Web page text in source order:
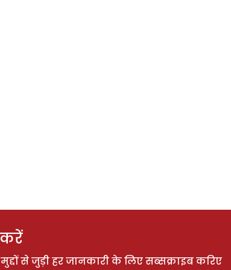
करें
से जुड़ी हर जानकारी के लिए सब्सक्राइब करिए